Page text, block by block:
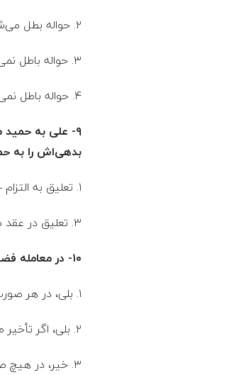
۲. حواله بطل می‌شود و محتال باید مبلغ حواله را به محیل مسترد کند.
٣. حواله باطل نمی‌شود و ذمه محیل در برابر محتال بریء می‌شود.
۴. حواله باطل نمی‌شود و ذمه محال علیه در برابر محیل بریء می‌شود.
۹- على به
بدهی‌اش را به
١. تعلیق به التزام – باطل 2. تعلیق ضمان بر عدم تأدیه – صحیح
٣. تعلیق در عقد ضمان – باطل ۴. تعلیق به التزام – صحیح
۱۰- در معامله فضولی آیا اصیل می‌تواند معامله را به هم بزند؟
۱. بلی، در هر صورت می‌تواند.
۲. بلی، اگر تأخیر مالک در اجازه یا رد موجب تضرر وی شود.
۳. خیر، در هیچ صورتی نمی‌تواند به هم بزند.